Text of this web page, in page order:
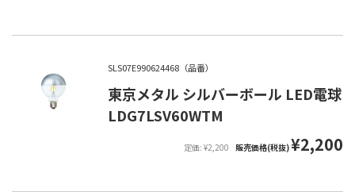
SLS07E990624468（品番）
東京メタル シルバーボール LED電球
LDG7LSV60WTM
定価: ¥2,200 販売価格(税抜)¥2,200